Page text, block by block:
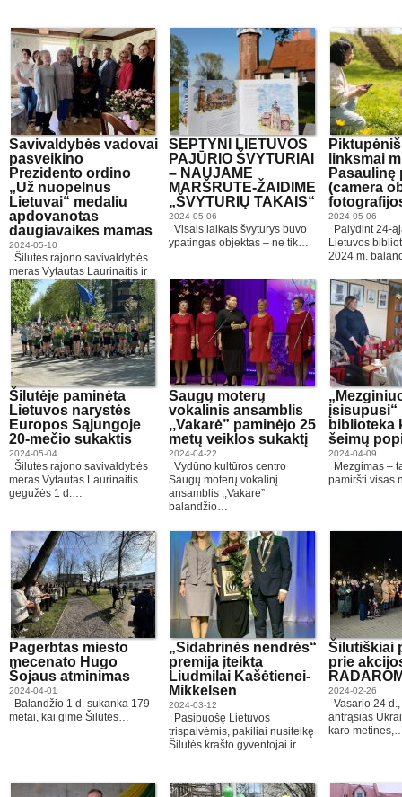
Savivaldybės vadovai
pasveikino
Prezidento ordino
„Už nuopelnus
Lietuvai“ medaliu
apdovanotas
daugiavaikes mamas
2024-05-10
Šilutės rajono savivaldybės
meras Vytautas Laurinaitis ir
vicemerė Daiva…
SEPTYNI LIETUVOS
PAJŪRIO ŠVYTURIAI
– NAUJAME
MARŠRUTE-ŽAIDIME
„ŠVYTURIŲ TAKAIS“
2024-05-06
Visais laikais švyturys buvo
ypatingas objektas – ne tik…
linksmai
Pasaulinę
(camera
2024-05-06
Palydint 24-
Lietuvos
2024 m.
Šilutėje paminėta
Lietuvos narystės
Europos Sąjungoje
20-mečio sukaktis
2024-05-04
Šilutės rajono savivaldybės
meras Vytautas Laurinaitis
gegužės 1 d.…
Saugų moterų
vokalinis ansamblis
,,Vakarė” paminėjo 25
metų veiklos sukaktį
2024-04-22
Vydūno kultūros centro
Saugų moterų vokalinį
ansamblis ,,Vakarė”
balandžio…
įsisupusi“
biblioteka
šeimų
2024-04-09
Mezgimas –
pamiršti visas
Pagerbtas miesto
mecenato Hugo
Šojaus atminimas
2024-04-01
Balandžio 1 d. sukanka 179
metai, kai gimė Šilutės…
„Sidabrinės nendrės“
premija įteikta
Liudmilai Kašėtienei-
Mikkelsen
2024-03-12
Pasipuošę Lietuvos
trispalvėmis, pakiliai nusiteikę
Šilutės krašto gyventojai ir…
Šilutiškiai
prie
2024-02-26
Vasario 24
antrąsias
karo